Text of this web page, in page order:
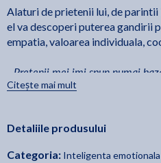
Alaturi de prietenii lui, de
el va descoperi puterea gandirii
empatia, valoarea individuala,
- Pretenii mei imi spun numai
a zis Pompon.
grauntii de adevar, care iti
Citește mai mult
Detaliile produsului
Categoria: Inteligenta emotionala